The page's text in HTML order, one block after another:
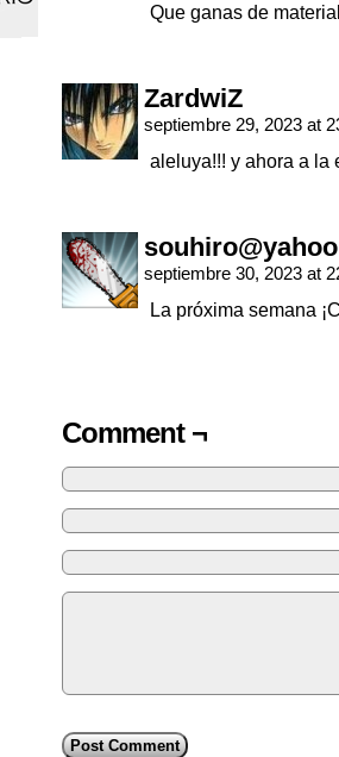
Que ganas de
ZardwiZ
septiembre 29, 2023 at
aleluya!!! y ahora a
septiembre 30, 2023 at
La próxima semana
Comment ¬